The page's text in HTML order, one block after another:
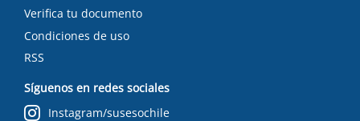
Verifica tu documento
Condiciones de uso
RSS
Síguenos en redes sociales
Instagram/susesochile